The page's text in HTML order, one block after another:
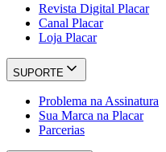
Revista Digital Placar
Canal Placar
Loja Placar
SUPORTE
Problema na Assinatura
Sua Marca na Placar
Parcerias